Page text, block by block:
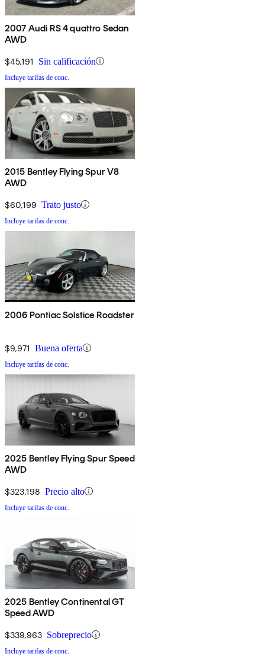
2007 Audi RS 4 quattro Sedan
AWD
$45,191 Sin calificación
Incluye tarifas de conc.
2015 Bentley Flying Spur V8
AWD
$60,199 Trato justo
Incluye tarifas de conc.
2006 Pontiac Solstice Roadster
$9,971 Buena oferta
Incluye tarifas de conc.
2025 Bentley Flying Spur Speed
AWD
$323,198 Precio alto
Incluye tarifas de conc.
2025 Bentley Continental GT
Speed AWD
$339,963 Sobreprecio
Incluye tarifas de conc.